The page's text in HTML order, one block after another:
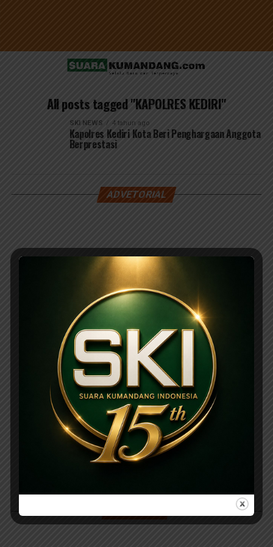
All posts tagged "KAPOLRES KEDIRI"
SKI NEWS 4 tahun ago
Kapolres Kediri Kota Beri Penghargaan Anggota
Berprestasi
ADVETORIAL